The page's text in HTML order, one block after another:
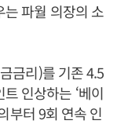
파월 의장의 소
금리)를 기존 4.5
인상하는 ‘베이
부터 9회 연속 인